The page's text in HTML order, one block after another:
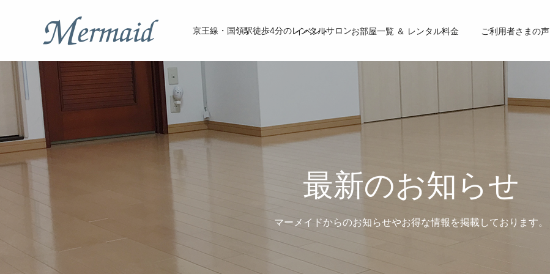
京王線・国領駅徒歩4分のレンタルサロン
イベント お部屋一覧 ＆ レンタル料金 ご利用者さまの声
最新のお知らせ
マーメイドからのお知らせやお得な情報を掲載しております。